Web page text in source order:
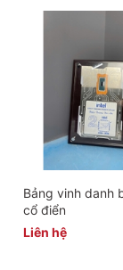
Bảng vinh danh
cổ điển
Liên hệ